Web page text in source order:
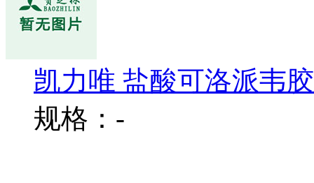
凯力唯 盐酸可洛派韦
规格：-